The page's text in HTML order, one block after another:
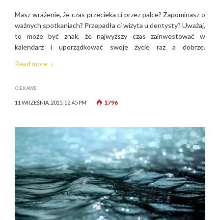
Masz wrażenie, że czas przecieka ci przez palce? Zapominasz o
ważnych spotkaniach? Przepadła ci wizyta u dentysty? Uważaj,
to może być znak, że najwyższy czas zainwestować w
kalendarz i uporządkować swoje życie raz a dobrze.
Read more
CIEKAWE
11 WRZEŚNIA, 2015, 12:45 PM 1796